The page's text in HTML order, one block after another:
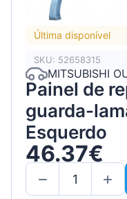
Última disponível
SKU: 52658315
MITSUBISHI
Painel de
guarda-
Esquerdo
46.37€